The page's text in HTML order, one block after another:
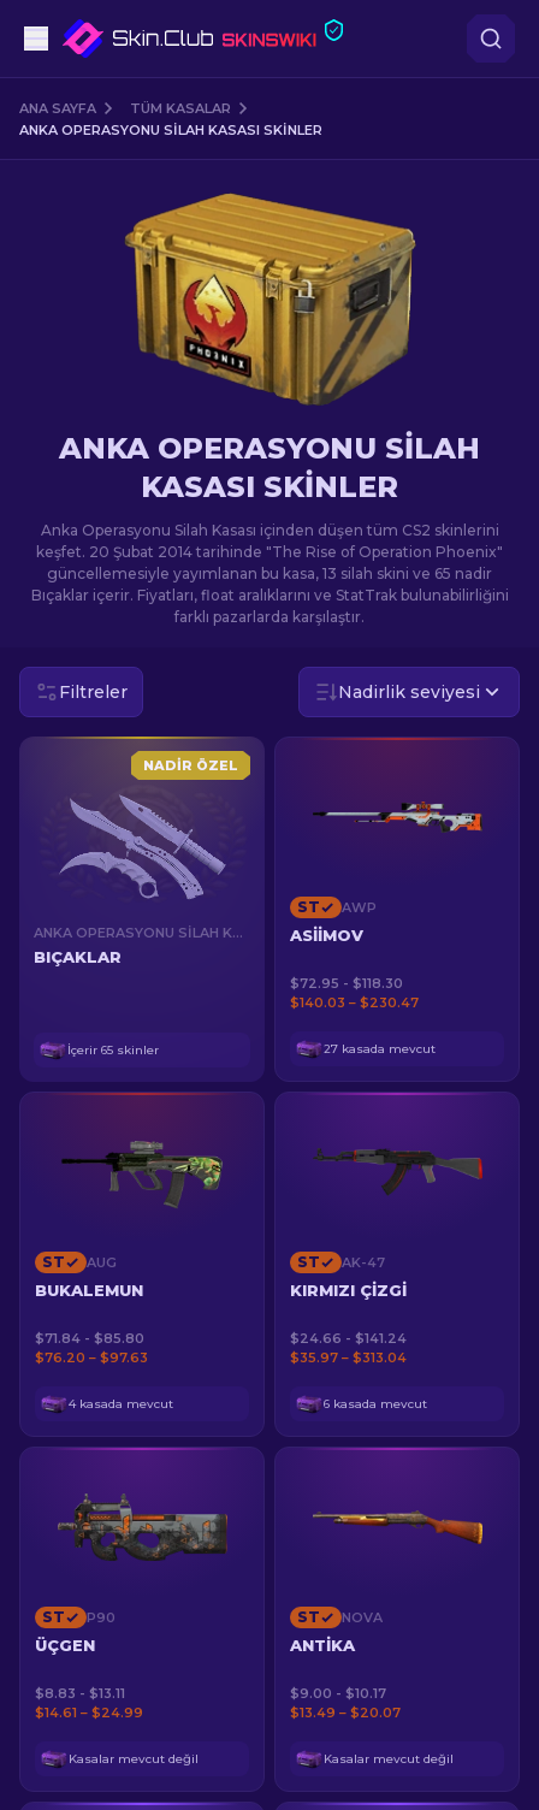
Tabanca
Orta seviye
Dürbünlü Tüfek
Bıçaklar
Kasalar
Diğer
TR
ANA SAYFA
TÜM KASALAR
ANKA OPERASYONU SILAH KASASI SKINLER
ANKA OPERASYONU SILAH
KASASI SKINLER
Anka Operasyonu Silah Kasası içinden düşen tüm CS2 skinlerini
keşfet. 20 Şubat 2014 tarihinde "The Rise of Operation Phoenix"
güncellemesiyle yayımlanan bu kasa, 13 silah skini ve 65 nadir
Bıçaklar içerir. Fiyatları, float aralıklarını ve StatTrak bulunabilirliğini
farklı pazarlarda karşılaştır.
Filtreler Nadirlik seviyesi
NADIR ÖZEL
ANKA OPERASYONU SILAH KASASI
BIÇAKLAR
İçerir 65 skinler
ST AWP
ASIIMOV
$72.95 - $118.30
$140.03 – $230.47
27 kasada mevcut
ST AUG
BUKALEMUN
$71.84 - $85.80
$76.20 – $97.63
4 kasada mevcut
ST AK-47
KIRMIZI ÇIZGI
$24.66 - $141.24
$35.97 – $313.04
6 kasada mevcut
ST P90
ÜÇGEN
$8.83 - $13.11
$14.61 – $24.99
Kasalar mevcut değil
ST NOVA
ANTIKA
$9.00 - $10.17
$13.49 – $20.07
Kasalar mevcut değil